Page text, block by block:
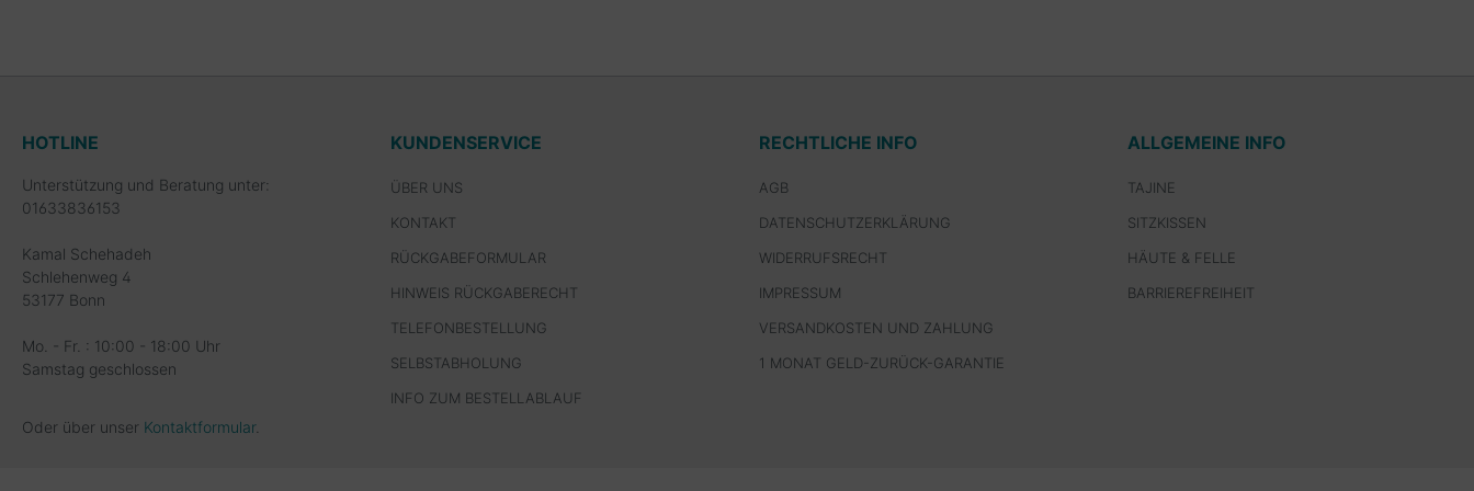
HOTLINE
Unterstützung und Beratung unter:
01633836153
Kamal Schehadeh
Schlehenweg 4
53177 Bonn
Mo. - Fr. : 10:00 - 18:00 Uhr
Samstag geschlossen
Oder über unser Kontaktformular.
KUNDENSERVICE
ÜBER UNS
KONTAKT
RÜCKGABEFORMULAR
HINWEIS RÜCKGABERECHT
TELEFONBESTELLUNG
SELBSTABHOLUNG
INFO ZUM BESTELLABLAUF
RECHTLICHE INFO
AGB
DATENSCHUTZERKLÄRUNG
WIDERRUFSRECHT
IMPRESSUM
VERSANDKOSTEN UND ZAHLUNG
1 MONAT GELD-ZURÜCK-GARANTIE
ALLGEMEINE INFO
TAJINE
SITZKISSEN
HÄUTE & FELLE
BARRIEREFREIHEIT